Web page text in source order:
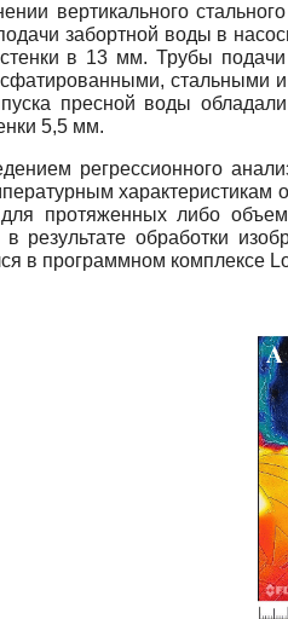
вертикального
забортной воды в
в 13 мм. Трубы
стальными
пресной воды
5,5 мм.
регрессионного
характеристикам
протяженных либо
результате обработки
в программном комплексе